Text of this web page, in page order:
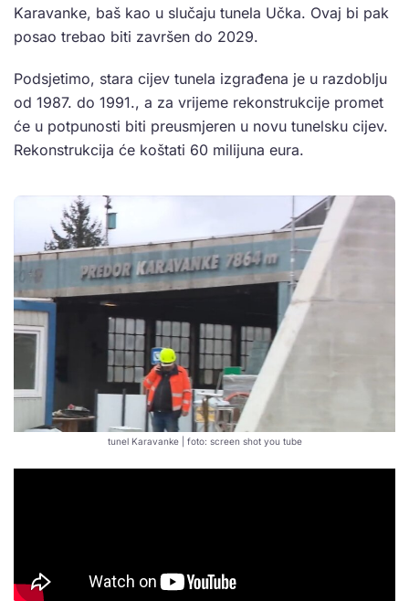
Karavanke, baš kao u slučaju tunela Učka. Ovaj bi pak
posao trebao biti završen do 2029.
Podsjetimo, stara cijev tunela izgrađena je u razdoblju
od 1987. do 1991., a za vrijeme rekonstrukcije promet
će u potpunosti biti preusmjeren u novu tunelsku cijev.
Rekonstrukcija će koštati 60 milijuna eura.
tunel Karavanke | foto: screen shot you tube